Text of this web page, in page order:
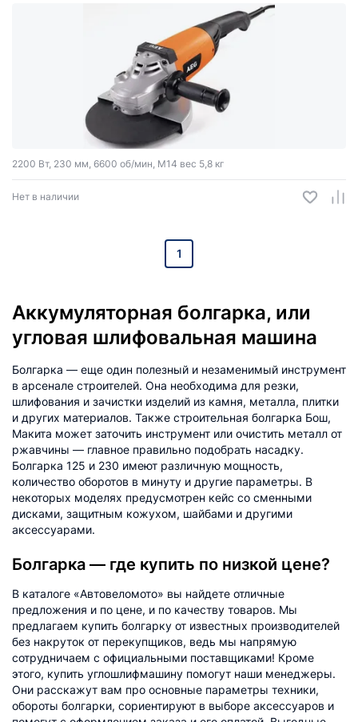
2200 Вт, 230 мм, 6600 об/мин, М14 вес 5,8 кг
Нет в наличии
1
Аккумуляторная болгарка, или
угловая шлифовальная машина
Болгарка — еще один полезный и незаменимый инструмент
в арсенале строителей. Она необходима для резки,
шлифования и зачистки изделий из камня, металла, плитки
и других материалов. Также строительная болгарка Бош,
Макита может заточить инструмент или очистить металл от
ржавчины — главное правильно подобрать насадку.
Болгарка 125 и 230 имеют различную мощность,
количество оборотов в минуту и другие параметры. В
некоторых моделях предусмотрен кейс со сменными
дисками, защитным кожухом, шайбами и другими
аксессуарами.
Болгарка — где купить по низкой цене?
В каталоге «Автовеломото» вы найдете отличные
предложения и по цене, и по качеству товаров. Мы
предлагаем купить болгарку от известных производителей
без накруток от перекупщиков, ведь мы напрямую
сотрудничаем с официальными поставщиками! Кроме
этого, купить углошлифмашину помогут наши менеджеры.
Они расскажут вам про основные параметры техники,
обороты болгарки, сориентируют в выборе аксессуаров и